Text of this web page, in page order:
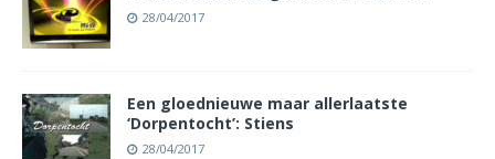
28/04/2017
Een gloednieuwe maar allerlaatste
‘Dorpentocht’: Stiens
28/04/2017